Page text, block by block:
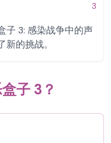
3
子 3: 感染战争中的声
的挑战。
子 3？